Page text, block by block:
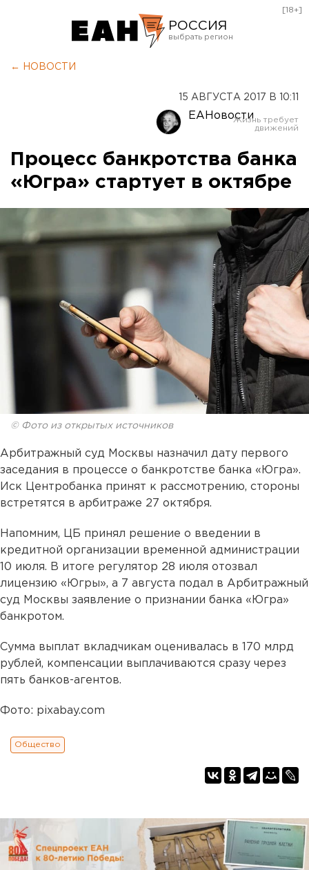
РОССИЯ
Оренбург
[18+]
← НОВОСТИ
15 АВГУСТА 2017 В 10:11
ЕАНовости
Процесс банкротства банка
«Югра» стартует в октябре
© Фото из открытых источников
Арбитражный суд Москвы назначил дату первого
заседания в процессе о банкротстве банка «Югра».
Иск Центробанка принят к рассмотрению, стороны
встретятся в арбитраже 27 октября.
Напомним, ЦБ принял решение о введении в
кредитной организации временной администрации
10 июля. В итоге регулятор 28 июля отозвал
лицензию «Югры», а 7 августа подал в Арбитражный
суд Москвы заявление о признании банка «Югра»
банкротом.
Сумма выплат вкладчикам оценивалась в 170 млрд
рублей, компенсации выплачиваются сразу через
пять банков-агентов.
Фото: pixabay.com
Общество